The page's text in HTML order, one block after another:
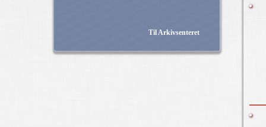
Til Arkivsenteret